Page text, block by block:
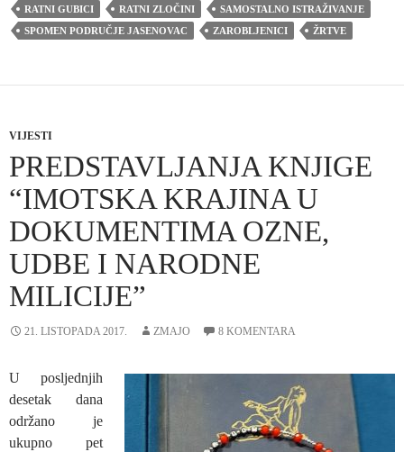
RATNI GUBICI RATNI ZLOČINI
SAMOSTALNO ISTRAŽIVANJE
SPOMEN PODRUČJE JASENOVAC
ZAROBLJENICI ŽRTVE
VIJESTI
PREDSTAVLJANJA KNJIGE
“IMOTSKA KRAJINA U
DOKUMENTIMA OZNE,
UDBE I NARODNE
MILICIJE”
21. LISTOPADA 2017. ZMAJO 8 KOMENTARA
U posljednjih
desetak dana
održano je
ukupno pet